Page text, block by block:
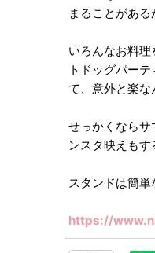
まることがある
いろんなお料
トドッグパー
て、意外と楽な
せっかくならサ
ンスタ映えもす
スタンドは簡
https://